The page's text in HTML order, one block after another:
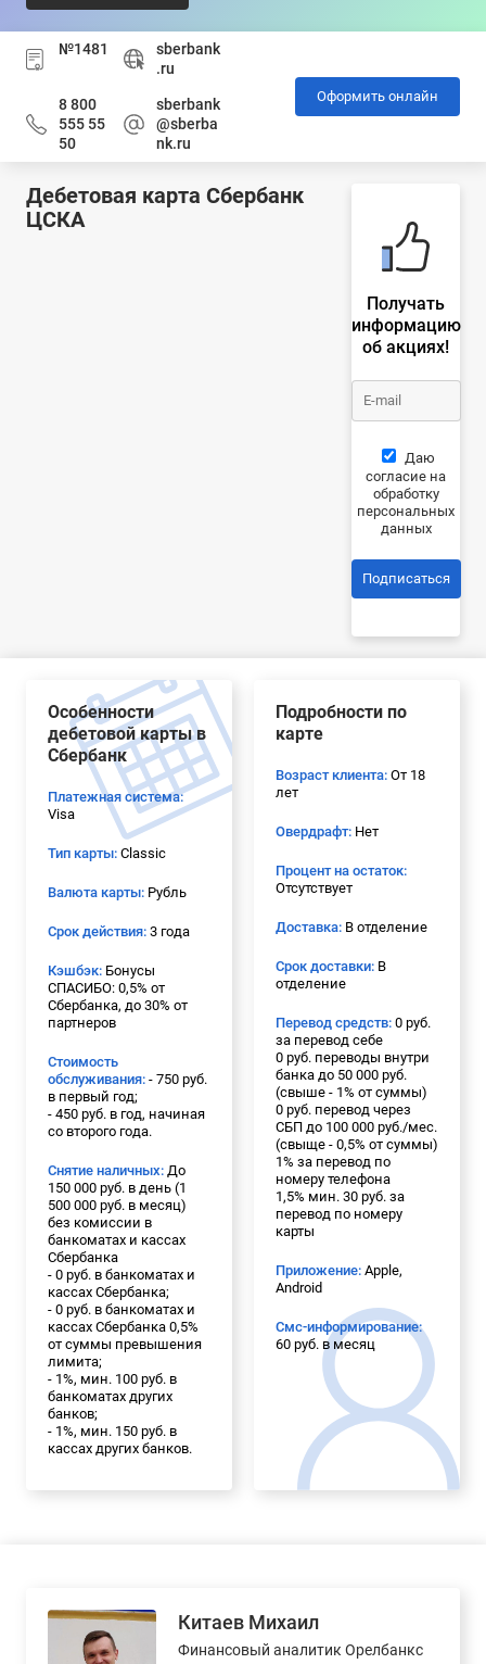
№1481
sberbank
.ru
8 800
555 55
50
sberbank
@sberba
nk.ru
Оформить онлайн
Дебетовая карта Сбербанк
ЦСКА
Получать
информацию
об акциях!
Даю
согласие на
обработку
персональных
данных
Подписаться
Особенности
дебетовой карты в
Сбербанк
Платежная система:
Visa
Тип карты: Classic
Валюта карты: Рубль
Срок действия: 3 года
Кэшбэк: Бонусы
СПАСИБО: 0,5% от
Сбербанка, до 30% от
партнеров
Стоимость
обслуживания: - 750 руб.
в первый год;
- 450 руб. в год, начиная
со второго года.
Снятие наличных: До
150 000 руб. в день (1
500 000 руб. в месяц)
без комиссии в
банкоматах и кассах
Сбербанка
- 0 руб. в банкоматах и
кассах Сбербанка;
- 0 руб. в банкоматах и
кассах Сбербанка 0,5%
от суммы превышения
лимита;
- 1%, мин. 100 руб. в
банкоматах других
банков;
- 1%, мин. 150 руб. в
кассах других банков.
Подробности по
карте
Возраст клиента: От 18
лет
Овердрафт: Нет
Процент на остаток:
Отсутствует
Доставка: В отделение
Срок доставки: В
отделение
Перевод средств: 0 руб.
за перевод себе
0 руб. переводы внутри
банка до 50 000 руб.
(свыше - 1% от суммы)
0 руб. перевод через
СБП до 100 000 руб./мес.
(свыще - 0,5% от суммы)
1% за перевод по
номеру телефона
1,5% мин. 30 руб. за
перевод по номеру
карты
Приложение: Apple,
Android
Смс-информирование:
60 руб. в месяц
Китаев Михаил
Финансовый аналитик Орелбанкс